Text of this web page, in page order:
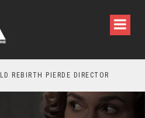
REBIRTH PIERDE DIRECTOR